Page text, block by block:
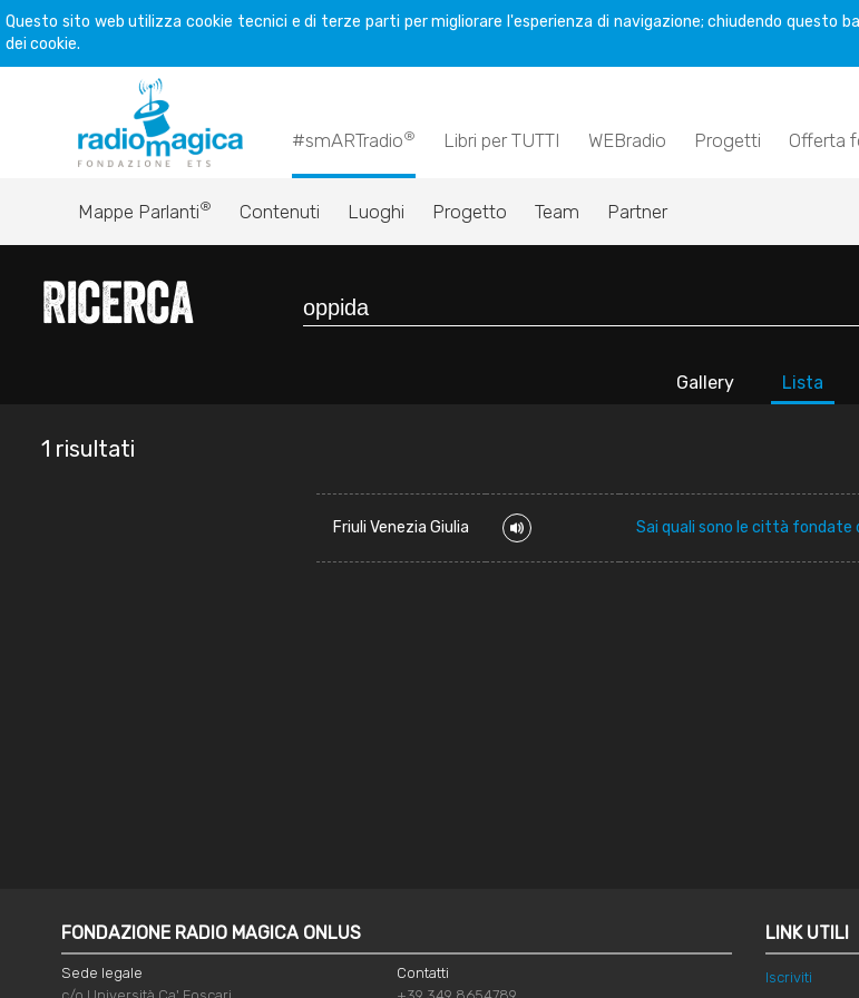
Questo sito web utilizza cookie tecnici e di terze parti per migliorare l'esperienza di navigazione; chiudendo questo
dei cookie.
#smARTradio® Libri per TUTTI WEBradio Progetti Offerta
Mappe Parlanti® Contenuti Luoghi Progetto Team Partner
Ricerca
Gallery Lista
1 risultati
Friuli Venezia Giulia Sai quali sono le città fondate
FONDAZIONE RADIO MAGICA ONLUS
Sede legale
Contatti
LINK UTILI
Iscriviti